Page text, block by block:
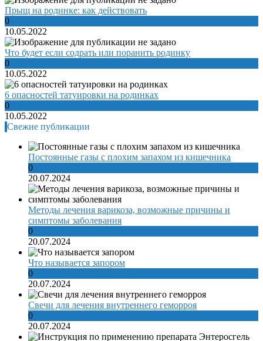
Прыщ на родинке: как действовать
0
10.05.2022
Что будет если содрать или поранить родинку
0
10.05.2022
6 опасностей татуировки на родинках
0
10.05.2022
Свежие публикации
Постоянные газы с плохим запахом из кишечника
0
20.07.2024
Методы лечения варикоза, возможные причины и
симптомы заболевания
0
20.07.2024
Что называется запором
0
20.07.2024
Свечи для лечения внутреннего геморроя
0
20.07.2024